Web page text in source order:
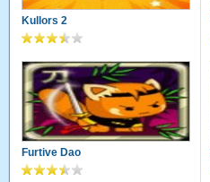
Kullors 2
Furtive Dao